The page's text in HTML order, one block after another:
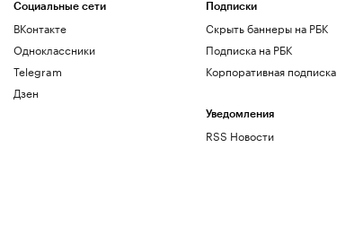
Социальные сети
ВКонтакте
Одноклассники
Telegram
Дзен
Подписки
Скрыть баннеры на РБК
Подписка на РБК
Корпоративная подписка
Уведомления
RSS Новости